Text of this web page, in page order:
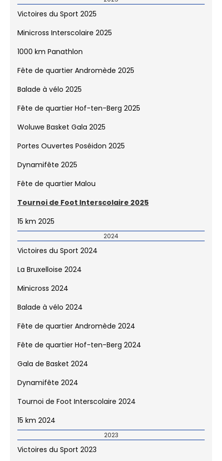
Victoires du Sport 2025
Minicross Interscolaire 2025
1000 km Panathlon
Fête de quartier Andromède 2025
Balade à vélo 2025
Fête de quartier Hof-ten-Berg 2025
Woluwe Basket Gala 2025
Portes Ouvertes Poséidon 2025
Dynamifête 2025
Fête de quartier Malou
Tournoi de Foot Interscolaire 2025
Victoires du Sport 2024
La Bruxelloise 2024
Minicross 2024
Balade à vélo 2024
Fête de quartier Andromède 2024
Fête de quartier Hof-ten-Berg 2024
Gala de Basket 2024
Dynamifête 2024
Tournoi de Foot Interscolaire 2024